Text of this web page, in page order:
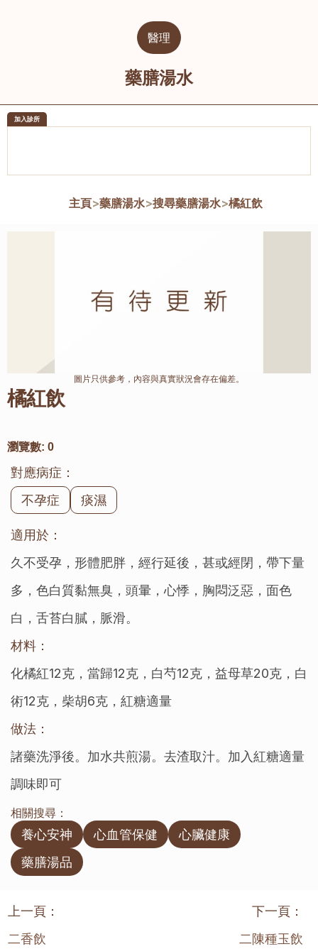
醫理
藥膳湯水
加入診所
主頁>藥膳湯水>搜尋藥膳湯水>橘紅飲
橘紅飲
瀏覽數: 0
對應病症：
不孕症
痰濕
適用於：
久不受孕，形體肥胖，經行延後，甚或經閉，帶下量
多，色白質黏無臭，頭暈，心悸，胸悶泛惡，面色
白，舌苔白膩，脈滑。
材料：
化橘紅12克，當歸12克，白芍12克，益母草20克，白
術12克，柴胡6克，紅糖適量
做法：
諸藥洗淨後。加水共煎湯。去渣取汁。加入紅糖適量
調味即可
相關搜尋：
養心安神 心血管保健
心臟健康
藥膳湯品
圖片只供參考，內容與真實狀況會存在偏差。
上一頁：
二香飲
下一頁：
二陳種玉飲